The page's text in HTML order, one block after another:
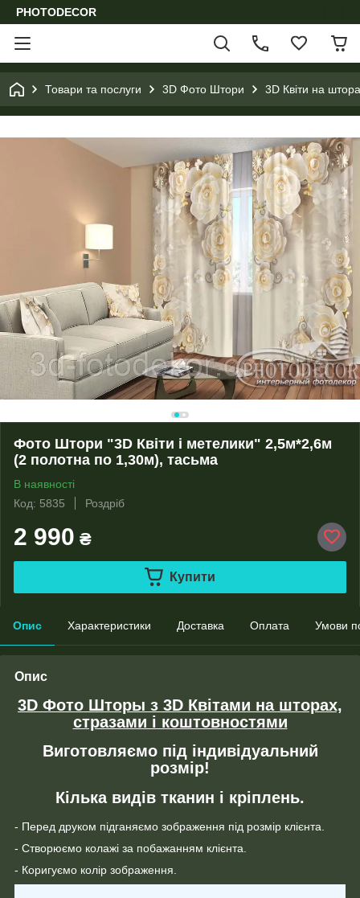
PHOTODECOR
Товари та послуги 3D Фото Штори 3D Квіти на
Фото Штори "3D Квіти і метелики" 2,5м*2,6м
(2 полотна по 1,30м), тасьма
В наявності
Код: 5835
Роздріб
2 990 ₴
Купити
Опис Характеристики Доставка Оплата Умови
Опис
3D Фото Шторы з 3D Квітами на шторах,
стразами і коштовностями
Виготовляємо під індивідуальний
розмір!
Кілька видів тканин і кріплень.
- Перед друком підганяємо зображення під розмір клієнта.
- Створюємо колажі за побажанням клієнта.
- Коригуємо колір зображення.